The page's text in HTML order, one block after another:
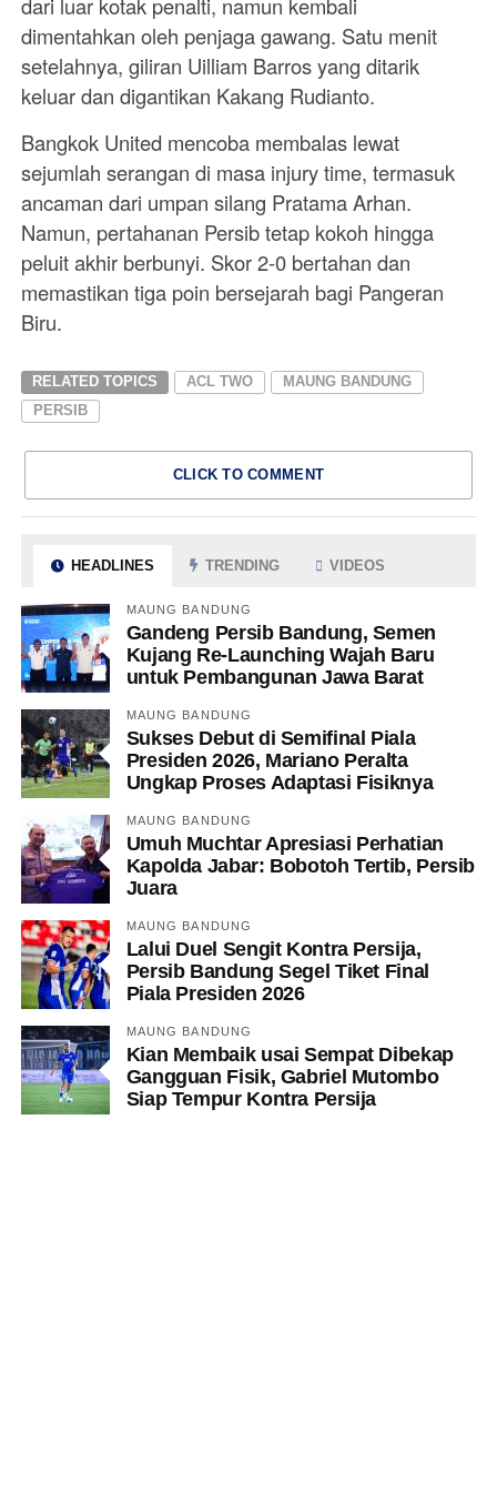
dari luar kotak penalti, namun kembali
dimentahkan oleh penjaga gawang. Satu menit
setelahnya, giliran Uilliam Barros yang ditarik
keluar dan digantikan Kakang Rudianto.
Bangkok United mencoba membalas lewat
sejumlah serangan di masa injury time, termasuk
ancaman dari umpan silang Pratama Arhan.
Namun, pertahanan Persib tetap kokoh hingga
peluit akhir berbunyi. Skor 2-0 bertahan dan
memastikan tiga poin bersejarah bagi Pangeran
Biru.
RELATED TOPICS ACL TWO
MAUNG BANDUNG
PERSIB
CLICK TO COMMENT
HEADLINES TRENDING VIDEOS
MAUNG BANDUNG
Gandeng Persib Bandung, Semen
Kujang Re-Launching Wajah Baru
untuk Pembangunan Jawa Barat
MAUNG BANDUNG
Sukses Debut di Semifinal Piala
Presiden 2026, Mariano Peralta
Ungkap Proses Adaptasi Fisiknya
MAUNG BANDUNG
Umuh Muchtar Apresiasi Perhatian
Kapolda Jabar: Bobotoh Tertib, Persib
Juara
MAUNG BANDUNG
Lalui Duel Sengit Kontra Persija,
Persib Bandung Segel Tiket Final
Piala Presiden 2026
MAUNG BANDUNG
Kian Membaik usai Sempat Dibekap
Gangguan Fisik, Gabriel Mutombo
Siap Tempur Kontra Persija